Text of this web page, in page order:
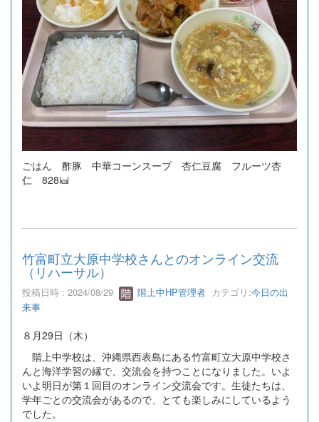
ごはん 酢豚 中華コーンスープ 杏仁豆腐 フルーツ杏
仁 828㎉
竹富町立大原中学校さんとのオンライン交流
（リハーサル）
投稿日時 : 2024/08/29 階上中HP管理者 カテゴリ:今日の出
来事
８月29日（木）
階上中学校は、沖縄県西表島にある竹富町立大原中学校さ
んと海洋学習の縁で、交流会を持つことになりました。いよ
いよ明日が第１回目のオンライン交流会です。生徒たちは、
学年ごとの交流会があるので、とても楽しみにしているよう
でした。